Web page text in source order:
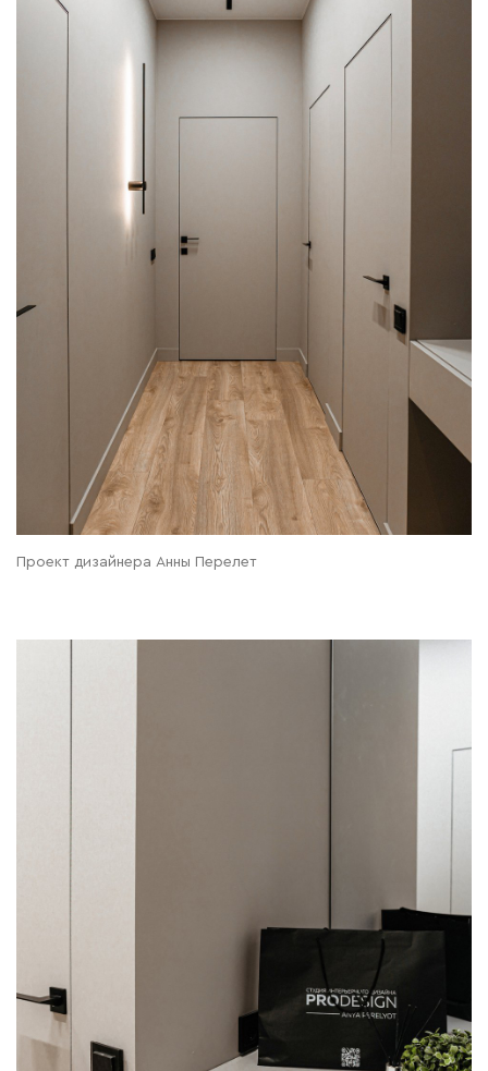
Проект дизайнера Анны Перелет